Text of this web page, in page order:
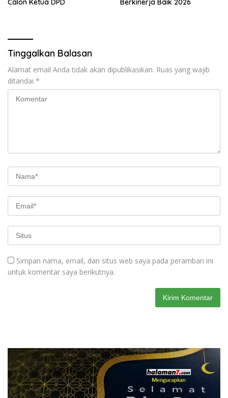
Calon Ketua DPD
Berkinerja Baik 2026
Tinggalkan Balasan
Alamat email Anda tidak akan dipublikasikan. Ruas yang wajib
ditandai *
Simpan nama, email, dan situs web saya pada peramban ini
untuk komentar saya berikutnya.